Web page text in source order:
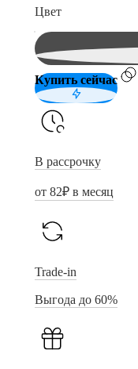
Цвет
Купить сейчас
В рассрочку
от82₽ в месяц
Trade-in
Выгода до 60%